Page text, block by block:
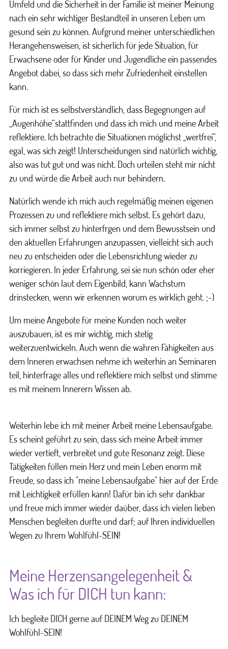
Umfeld und die Sicherheit in der Familie ist meiner Meinung
nach ein sehr wichtiger Bestandteil in unseren Leben um
gesund sein zu können. Aufgrund meiner unterschiedlichen
Herangehensweisen, ist sicherlich für jede Situation, für
Erwachsene oder für Kinder und Jugendliche ein passendes
Angebot dabei, so dass sich mehr Zufriedenheit einstellen
kann.
Für mich ist es selbstverständlich, dass Begegnungen auf
„Augenhöhe“stattfinden und dass ich mich und meine Arbeit
reflektiere. Ich betrachte die Situationen möglichst „wertfrei“,
egal, was sich zeigt! Unterscheidungen sind natürlich wichtig,
also was tut gut und was nicht. Doch urteilen steht mir nicht
zu und würde die Arbeit auch nur behindern.
Natürlich wende ich mich auch regelmäßig meinen eigenen
Prozessen zu und reflektiere mich selbst. Es gehört dazu,
sich immer selbst zu hinterfrgen und dem Bewusstsein und
den aktuellen Erfahrungen anzupassen, vielleicht sich auch
neu zu entscheiden oder die Lebensrichtung wieder zu
korriegieren. In jeder Erfahrung, sei sie nun schön oder eher
weniger schön laut dem Eigenbild, kann Wachstum
drinstecken, wenn wir erkennen worum es wirklich geht. ;-)
Um meine Angebote für meine Kunden noch weiter
auszubauen, ist es mir wichtig, mich stetig
weiterzuentwickeln. Auch wenn die wahren Fähigkeiten aus
dem Inneren erwachsen nehme ich weiterhin an Seminaren
teil, hinterfrage alles und reflektiere mich selbst und stimme
es mit meinem Innerern Wissen ab.
Weiterhin lebe ich mit meiner Arbeit meine Lebensaufgabe.
Es scheint geführt zu sein, dass sich meine Arbeit immer
wieder vertieft, verbreitet und gute Resonanz zeigt. Diese
Tätigkeiten füllen mein Herz und mein Leben enorm mit
Freude, so dass ich "meine Lebensaufgabe" hier auf der Erde
mit Leichtigkeit erfüllen kann! Dafür bin ich sehr dankbar
und freue mich immer wieder daüber, dass ich vielen lieben
Menschen begleiten durfte und darf; auf Ihren individuellen
Wegen zu Ihrem Wohlfühl-SEIN!
Meine Herzensangelegenheit &
Was ich für DICH tun kann:
Ich begleite DICH gerne auf DEINEM Weg zu DEINEM
Wohlfühl-SEIN!